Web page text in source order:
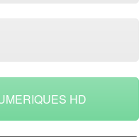
HD